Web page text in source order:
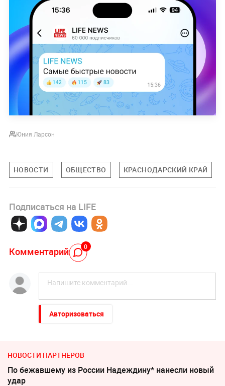
Юния Ларсон
НОВОСТИ ОБЩЕСТВО КРАСНОДАРСКИЙ КРАЙ
Подписаться на LIFE
Комментарий 0
Авторизоваться
НОВОСТИ ПАРТНЕРОВ
По бежавшему из России Надеждину* нанесли новый
удар